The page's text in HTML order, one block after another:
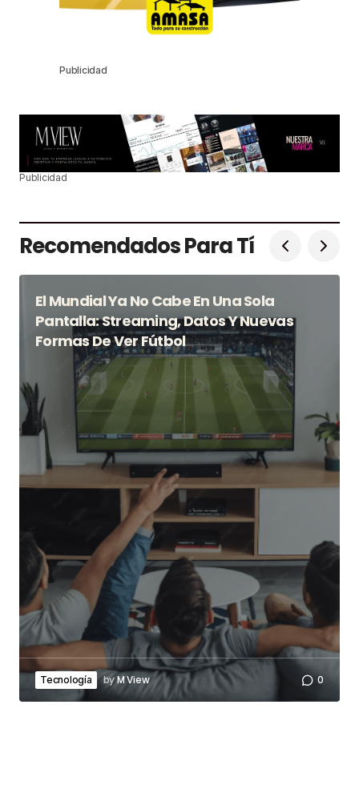
Publicidad
Publicidad
Recomendados Para Tí
El Mundial Ya No Cabe En Una Sola
Pantalla: Streaming, Datos Y Nuevas
Formas De Ver Fútbol
Tecnología byM View 0